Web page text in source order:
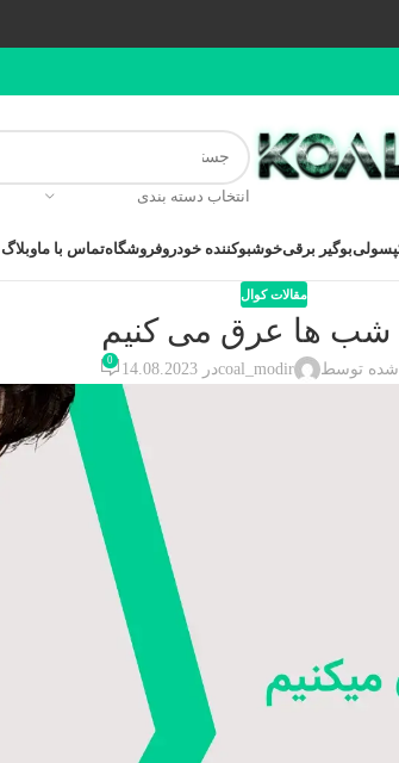
انتخاب دسته بندی
بوگیر برقیخوشبوکننده خودروفروشگاهتماس با ماوبلاگ
مقالات کوال
شب ها عرق می کنیم
شده توسط coal_modirدر 14.08.2023 0